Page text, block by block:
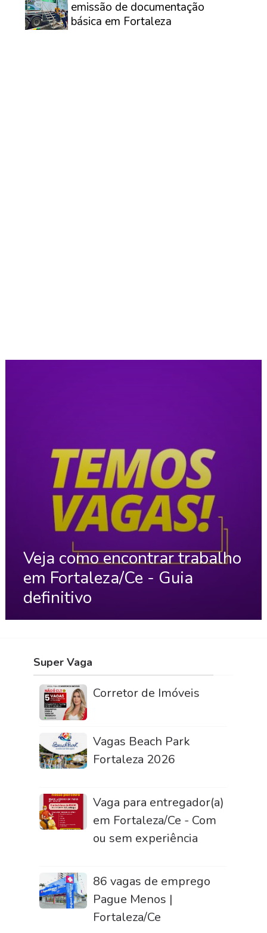
emissão de documentação
básica em Fortaleza
Veja como encontrar trabalho
em Fortaleza/Ce - Guia
definitivo
Super Vaga
Corretor de Imóveis
Vagas Beach Park
Fortaleza 2026
Vaga para entregador(a)
em Fortaleza/Ce - Com
ou sem experiência
86 vagas de emprego
Pague Menos |
Fortaleza/Ce